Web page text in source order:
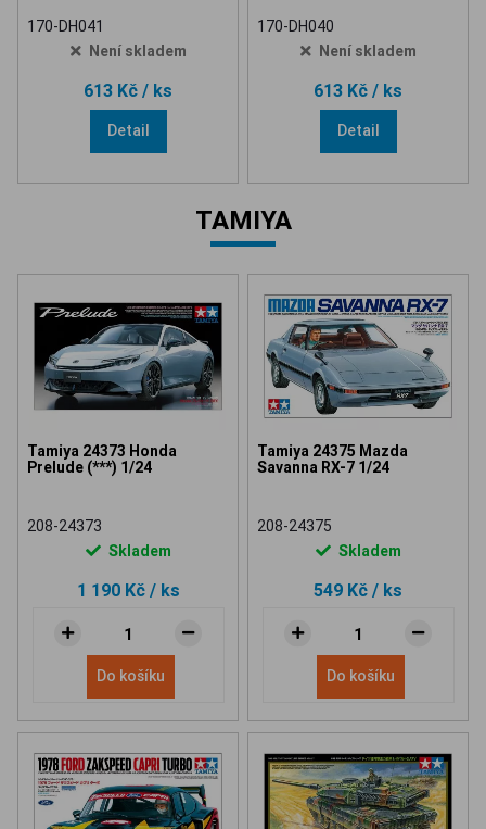
170-DH041
Není skladem
613 Kč / ks
Detail
170-DH040
Není skladem
613 Kč / ks
Detail
TAMIYA
Tamiya 24373 Honda
Prelude (***) 1/24
208-24373
Skladem
1 190 Kč / ks
Do košíku
Tamiya 24375 Mazda
Savanna RX-7 1/24
208-24375
Skladem
549 Kč / ks
Do košíku